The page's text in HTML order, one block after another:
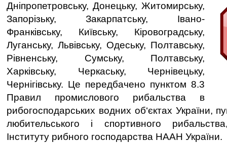
Дніпропетровську, Донецьку, Житомирську,
Запорізьку, Закарпатську, Івано-
Франківську, Київську, Кіровоградську,
Луганську, Львівську, Одеську, Полтавську,
Рівненську, Сумську, Полтавську,
Харківську, Черкаську, Чернівецьку,
Чернігівську. Це передбачено пунктом 8.3
Правил промислового рибальства в
рибогосподарських водних об‘єктах України,
любительського і спортивного
Інституту рибного господарства НААН України.